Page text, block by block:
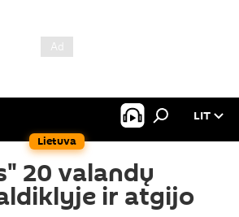
Lietuva
LIT
20 valandų
ir atgijo